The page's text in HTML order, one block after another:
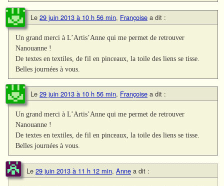
Le 29 juin 2013 à 10 h 56 min, Françoise a dit :
Un grand merci à L’Artis’Anne qui me permet de retrouver
Nanouanne !
De textes en textiles, de fil en pinceaux, la toile des liens se tisse.
Belles journées à vous.
Le 29 juin 2013 à 10 h 56 min, Françoise a dit :
Un grand merci à L’Artis’Anne qui me permet de retrouver
Nanouanne !
De textes en textiles, de fil en pinceaux, la toile des liens se tisse.
Belles journées à vous.
Le 29 juin 2013 à 11 h 12 min, Anne a dit :